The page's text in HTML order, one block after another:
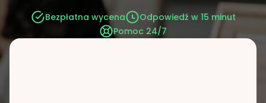
Bezpłatna wycena
Odpowiedź w 15 minut
Pomoc 24/7